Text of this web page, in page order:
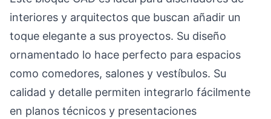
interiores y arquitectos que buscan añadir un
toque elegante a sus proyectos. Su diseño
ornamentado lo hace perfecto para espacios
como comedores, salones y vestíbulos. Su
calidad y detalle permiten integrarlo fácilmente
en planos técnicos y presentaciones